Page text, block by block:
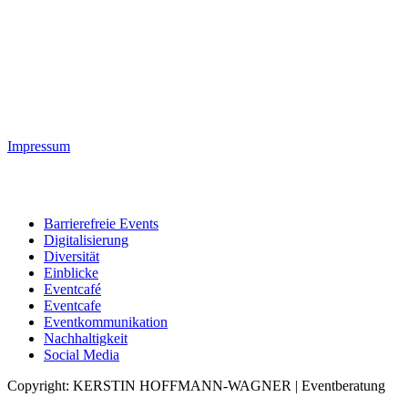
Impressum
Barrierefreie Events
Digitalisierung
Diversität
Einblicke
Eventcafé
Eventcafe
Eventkommunikation
Nachhaltigkeit
Social Media
Copyright: KERSTIN HOFFMANN-WAGNER | Eventberatung